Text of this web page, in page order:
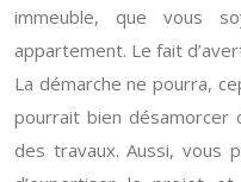
immeuble, que vous
appartement. Le fait
La démarche ne pourra,
pourrait bien désamorcer
des travaux. Aussi, vous